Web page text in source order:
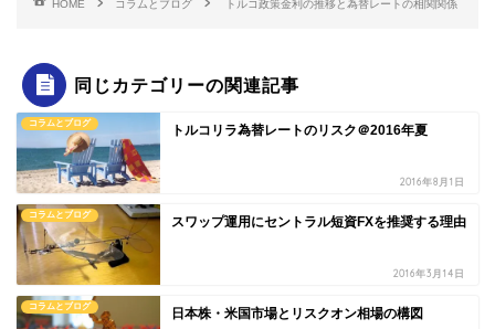
HOME コラムとブログ トルコ政策金利の推移と為替レートの相関関係
同じカテゴリーの関連記事
コラムとブログ トルコリラ為替レートのリスク＠2016年夏
2016年8月1日
コラムとブログ スワップ運用にセントラル短資FXを推奨する理由
2016年3月14日
コラムとブログ 日本株・米国市場とリスクオン相場の構図